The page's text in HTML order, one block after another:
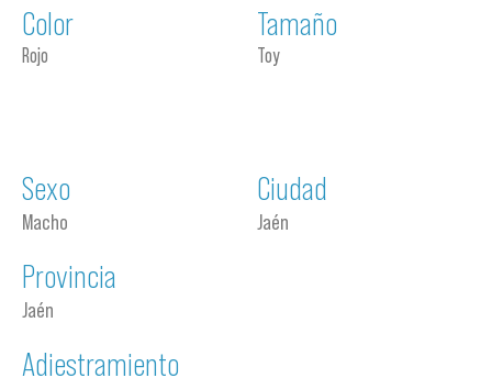
Color
Rojo
Tamaño
Toy
Sexo
Macho
Ciudad
Jaén
Provincia
Jaén
Adiestramiento